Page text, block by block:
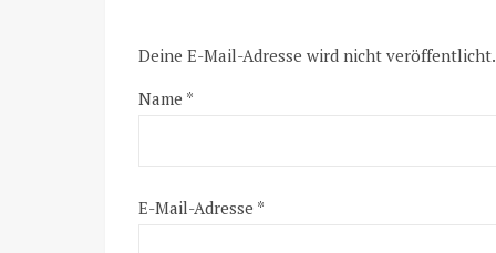
Deine E-Mail-Adresse wird nicht veröffentlicht.
Name *
E-Mail-Adresse *